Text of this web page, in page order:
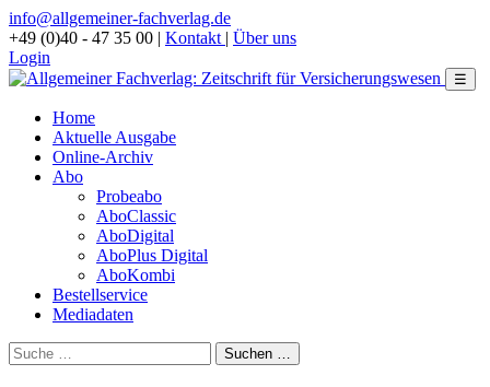
info@allgemeiner-fachverlag.de
+49 (0)40 - 47 35 00 | Kontakt | Über uns
Login
☰
Home
Aktuelle Ausgabe
Online-Archiv
Abo
Probeabo
AboClassic
AboDigital
AboPlus Digital
AboKombi
Bestellservice
Mediadaten